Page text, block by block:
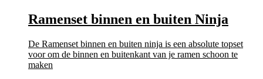
67,99.63,75.
Ramenset binnen en buiten Ninja
De Ramenset binnen en buiten ninja is een absolute topset
voor om de binnen en buitenkant van je ramen schoon te
maken